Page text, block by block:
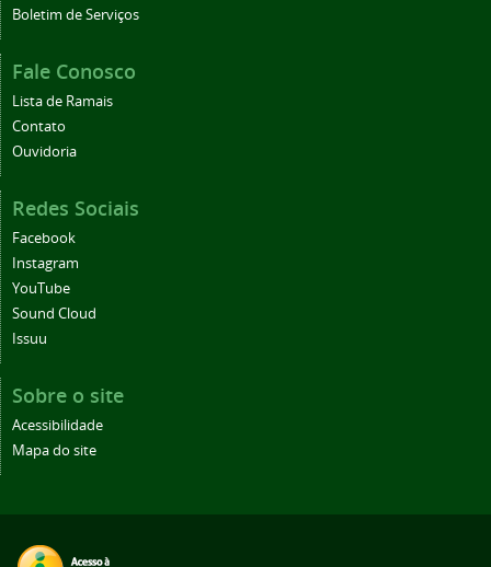
Boletim de Serviços
Fale Conosco
Lista de Ramais
Contato
Ouvidoria
Redes Sociais
Facebook
Instagram
YouTube
Sound Cloud
Issuu
Sobre o site
Acessibilidade
Mapa do site